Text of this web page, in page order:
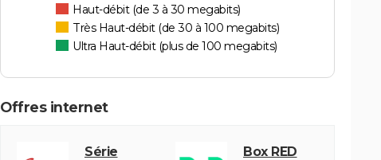
Haut-débit (de 3 à 30 megabits)
Très Haut-débit (de 30 à 100 megabits)
Ultra Haut-débit (plus de 100 megabits)
Offres internet
Série
Box RED